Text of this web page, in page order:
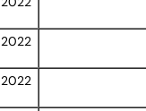
2022
2022